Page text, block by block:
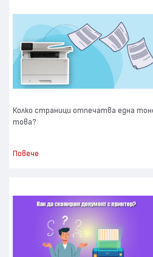
Колко страници отпечатва една
това?
Повече